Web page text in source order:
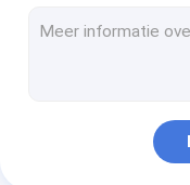
Het biovaatwerk